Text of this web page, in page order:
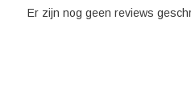
Er zijn nog geen reviews